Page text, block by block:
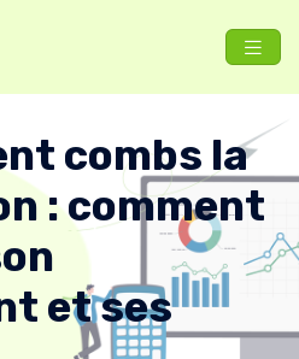
combs la
: comment
et ses